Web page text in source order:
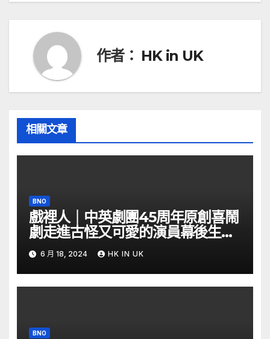
覽
作者： HK in UK
相關文章
BNO
戲裡人｜中英劇團45周年原創喜鬧
劇走進古怪又可愛的演員幕後生活
– YouTube
6 月 18, 2024 HK IN UK
BNO